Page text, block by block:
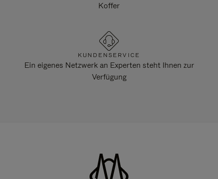
Koffer
KUNDENSERVICE
Ein eigenes Netzwerk an Experten steht Ihnen zur
Verfügung